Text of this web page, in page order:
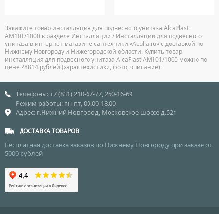
Закажите товар инсталляция для подвесного унитаза AlcaPlast
AM101/1000 в разделе Инсталляции / Инсталляции для подвесного
унитаза в интернет-магазине сантехники «Aculla.ru» с доставкой по
Нижнему Новгороду и Нижегородской области. Купить товар
инсталляция для подвесного унитаза AlcaPlast AM101/1000 можно по
цене 28814 рублей (характеристики, фото, описание).
Телефоны: +7 (831) 210-67-77, 260-16-69
Режим работы: пн-пт, 09.00-18.00
Адрес: г.Нижний Новгород, Московское шоссе д.52г
ДОСТАВКА ТОВАРОВ
Бесплатная доставка заказов по Нижнему Новгороду при заказе от
5000 рублей